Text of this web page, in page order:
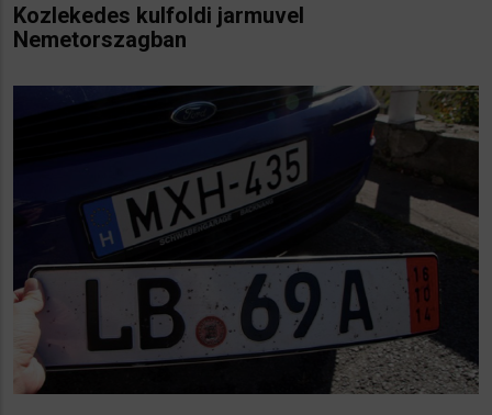
Kozlekedes kulfoldi jarmuvel
Nemetorszagban